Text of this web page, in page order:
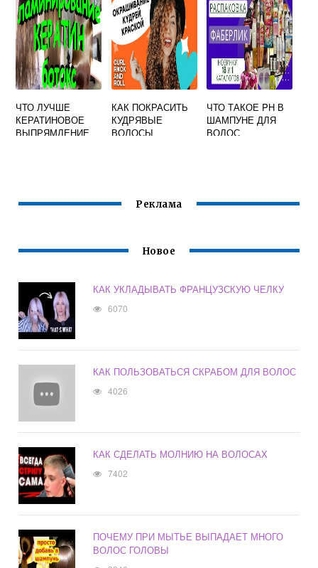
ЧТО ЛУЧШЕ
КЕРАТИНОВОЕ
ВЫПРЯМЛЕНИЕ
КАК ПОКРАСИТЬ
КУДРЯВЫЕ
ВОЛОСЫ
ЧТО ТАКОЕ PH В
ШАМПУНЕ ДЛЯ
ВОЛОС
Реклама
Новое
КАК УКЛАДЫВАТЬ ФРАНЦУЗСКУЮ ЧЕЛКУ
6070
КАК ПОЛЬЗОВАТЬСЯ СКРАБОМ ДЛЯ ВОЛОС
4026
КАК СДЕЛАТЬ МОЛНИЮ НА ВОЛОСАХ
7402
ПОЧЕМУ ПРИ МЫТЬЕ ВЫПАДАЕТ МНОГО
ВОЛОС ГОЛОВЫ